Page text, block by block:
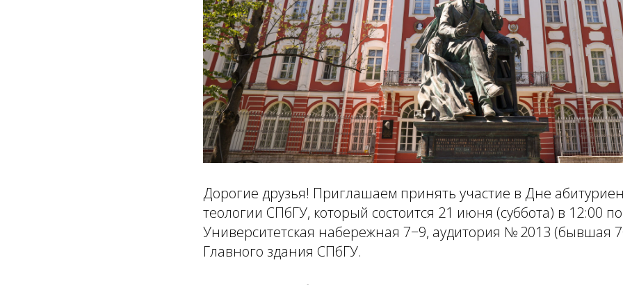
Дорогие друзья! Приглашаем принять участие в Дне
теологии СПбГУ, который состоится 21 июня (суббота) в 12:00
Университетская набережная 7−9, аудитория № 2013 (бывшая
Главного здания СПбГУ.